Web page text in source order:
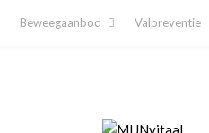
Beweegaanbod Valpreventie